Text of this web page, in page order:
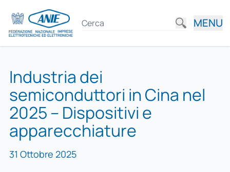
MENU
Industria dei
semiconduttori in Cina nel
2025 – Dispositivi e
apparecchiature
31 Ottobre 2025